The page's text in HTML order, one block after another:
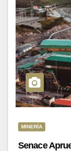
MINERÍA
Senace